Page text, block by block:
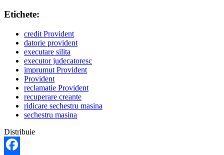
Etichete:
credit Provident
datorie provident
executare silita
executor judecatoresc
imprumut Provident
Provident
reclamatie Provident
recuperare creante
ridicare sechestru masina
sechestru masina
Distribuie